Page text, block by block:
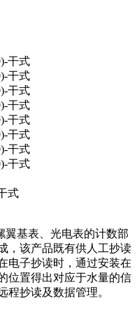
式
基表、光电表的计数部
，该产品既有供人工抄读
电子抄读时，通过安装在
位置得出对应于水量的信
程抄读及数据管理。